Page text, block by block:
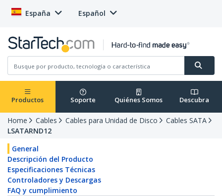
España Español
Productos Soporte Quiénes Somos Descubra
Home Cables Cables para Unidad de Disco
Cables SATA
LSATARND12
General
Descripción del Producto
Especificaciones Técnicas
Controladores y Descargas
FAQ y cumplimiento